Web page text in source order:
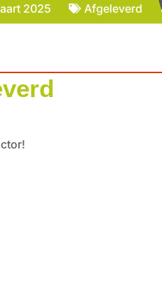
2025 Afgeleverd